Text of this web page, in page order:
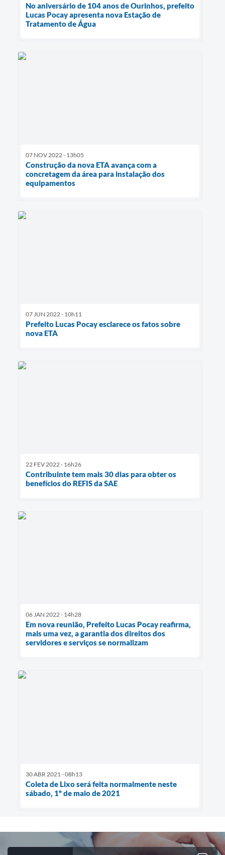
No aniversário de 104 anos de Ourinhos, prefeito
Lucas Pocay apresenta nova Estação de
Tratamento de Água
07 NOV 2022 - 13h05
Construção da nova ETA avança com a
concretagem da área para instalação dos
equipamentos
07 JUN 2022 - 10h11
Prefeito Lucas Pocay esclarece os fatos sobre
nova ETA
22 FEV 2022 - 16h26
Contribuinte tem mais 30 dias para obter os
benefícios do REFIS da SAE
06 JAN 2022 - 14h28
Em nova reunião, Prefeito Lucas Pocay reafirma,
mais uma vez, a garantia dos direitos dos
servidores e serviços se normalizam
30 ABR 2021 - 08h13
Coleta de Lixo será feita normalmente neste
sábado, 1º de maio de 2021